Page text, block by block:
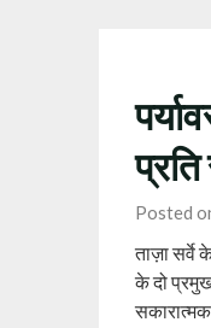
Posted
ताज़ा सर्वे
के दो